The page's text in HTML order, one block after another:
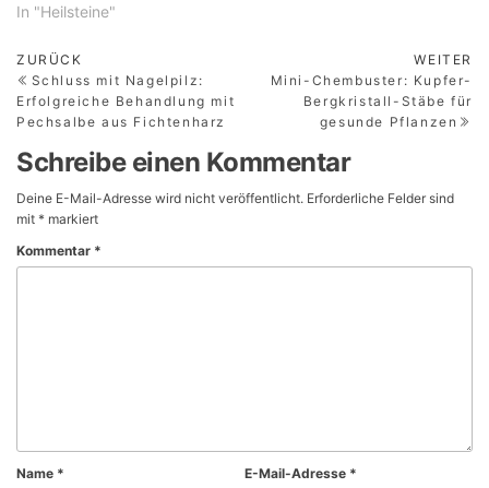
In "Heilsteine"
Beitragsnavigation
Vorheriger
Beitrag
ZURÜCK
Schluss mit Nagelpilz:
Erfolgreiche Behandlung mit
Pechsalbe aus Fichtenharz
WEITER
Mini-Chembuster: Kupfer-
Bergkristall-Stäbe für
gesunde Pflanzen
Schreibe einen Kommentar
Deine E-Mail-Adresse wird nicht veröffentlicht. Erforderliche Felder sind
mit * markiert
Kommentar *
Name * E-Mail-Adresse *